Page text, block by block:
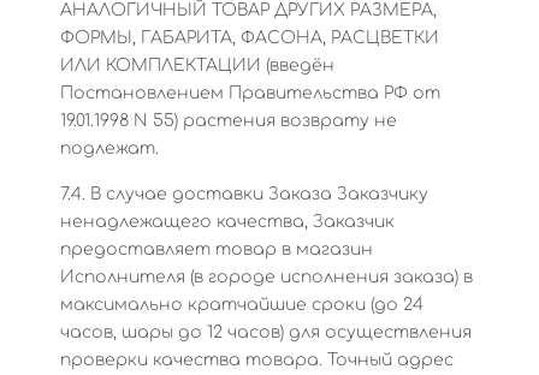
АНАЛОГИЧНЫЙ ТОВАР ДРУГИХ РАЗМЕРА,
ФОРМЫ, ГАБАРИТА, ФАСОНА, РАСЦВЕТКИ
ИЛИ КОМПЛЕКТАЦИИ (введён
Постановлением Правительства РФ от
19.01.1998 N 55) растения возврату не
подлежат.
7.4. В случае доставки Заказа Заказчику
ненадлежащего качества, Заказчик
предоставляет товар в магазин
Исполнителя (в городе исполнения заказа) в
максимально кратчайшие сроки (до 24
часов, шары до 12 часов) для осуществления
проверки качества товара. Точный адрес